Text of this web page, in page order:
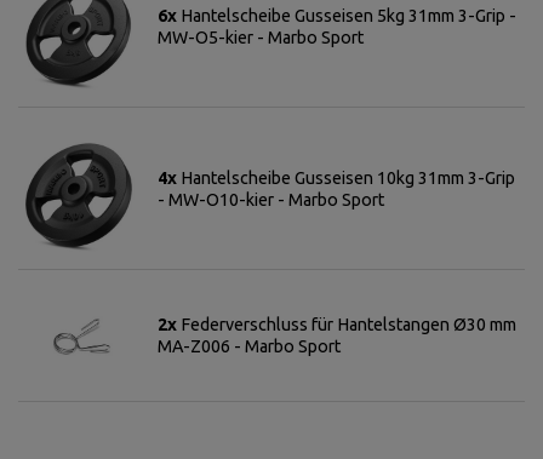
6x Hantelscheibe Gusseisen 5kg 31mm 3-Grip -
MW-O5-kier - Marbo Sport
4x Hantelscheibe Gusseisen 10kg 31mm 3-Grip
- MW-O10-kier - Marbo Sport
2x Federverschluss für Hantelstangen Ø30 mm
MA-Z006 - Marbo Sport